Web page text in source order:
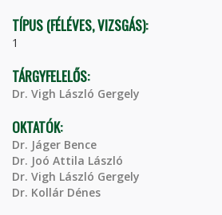
TÍPUS (FÉLÉVES, VIZSGÁS):
1
TÁRGYFELELŐS:
Dr. Vigh László Gergely
OKTATÓK:
Dr. Jáger Bence
Dr. Joó Attila László
Dr. Vigh László Gergely
Dr. Kollár Dénes